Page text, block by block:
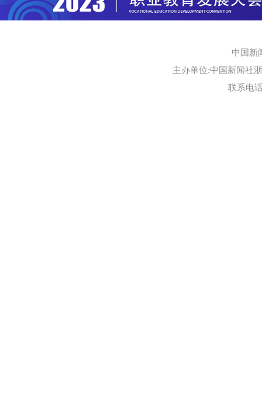
中国新
主办单位:中国新闻社
联系电